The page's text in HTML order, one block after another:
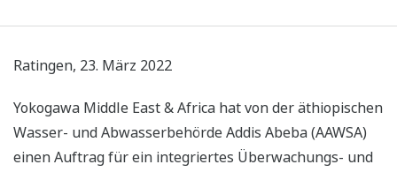
Ratingen, 23. März 2022
Yokogawa Middle East & Africa hat von der äthiopischen
Wasser- und Abwasserbehörde Addis Abeba (AAWSA)
einen Auftrag für ein integriertes Überwachungs- und